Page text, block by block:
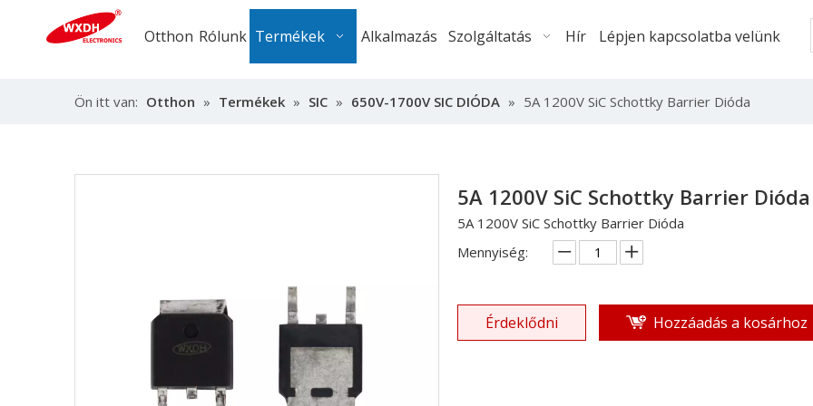
Otthon Rólunk Termékek Alkalmazás Szolgáltatás Hír Lépjen kapcsolatba velünk
Ön itt van: Otthon » Termékek » SIC » 650V-1700V SIC DIÓDA » 5A 1200V SiC Schottky Barrier Dióda
5A 1200V SiC Schottky Barrier
5A 1200V SiC Schottky Barrier Dióda
Mennyiség:
Érdeklődni Hozzáadás a kosárhoz